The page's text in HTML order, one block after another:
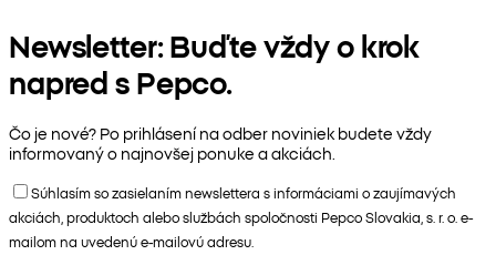
Newsletter: Buďte vždy o krok
napred s Pepco.
Čo je nové? Po prihlásení na odber noviniek budete vždy
informovaný o najnovšej ponuke a akciách.
Súhlasím so zasielaním newslettera s informáciami o zaujímavých
akciách, produktoch alebo službách spoločnosti Pepco Slovakia, s. r. o. e-
mailom na uvedenú e-mailovú adresu.